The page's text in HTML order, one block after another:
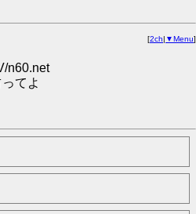
[2ch| ▼Menu]
n60.net
てよ